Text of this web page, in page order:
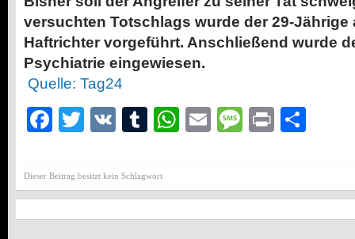
versuchten Totschlags wurde der 29-Jährige
Haftrichter vorgeführt. Anschließend wurde
Psychiatrie eingewiesen.
Quelle: Tag24
Facebook
Twitter
VK Tumblr
WhatsApp
EmailMessage
Print
Dieser Beitrag besitzt kein Schlagwort